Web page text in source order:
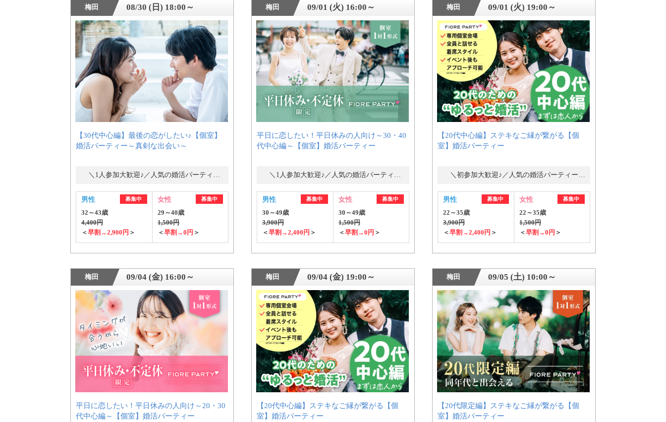
梅田 08/30 (日) 18:00～
【30代中心編】最後の恋がしたい♪【個室】
婚活パーティー～真剣な出会い～
＼1人参加大歓迎♪／人気の婚活パーティー・街コン
男性 募集中
32～43歳
4,400円
＜早割→2,900円 ＞
女性 募集中
29～40歳
1,500円
＜早割→0円 ＞
梅田 09/01 (火) 16:00～
平日に恋したい！平日休みの人向け～30・40
代中心編～【個室】婚活パーティー
＼1人参加大歓迎♪／人気の婚活パーティー・街コン
男性 募集中
30～49歳
3,900円
＜早割→2,400円 ＞
女性 募集中
30～49歳
1,500円
＜早割→0円 ＞
梅田 09/01 (火) 19:00～
【20代中心編】ステキなご縁が繋がる【個
室】婚活パーティー
＼初参加大歓迎♪／人気の婚活パーティー・街コン
男性 募集中
22～35歳
3,900円
＜早割→2,400円 ＞
女性 募集中
22～35歳
1,500円
＜早割→0円 ＞
梅田 09/04 (金) 16:00～
平日に恋したい！平日休みの人向け～20・30
代中心編～【個室】婚活パーティー
梅田 09/04 (金) 19:00～
【20代中心編】ステキなご縁が繋がる【個
室】婚活パーティー
梅田 09/05 (土) 10:00～
【20代限定編】ステキなご縁が繋がる【個
室】婚活パーティー